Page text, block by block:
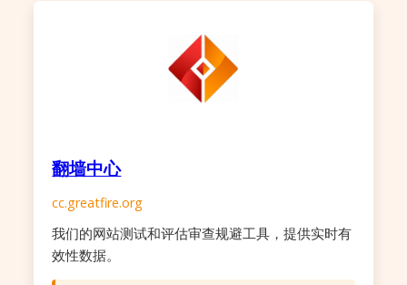
翻墙中心
cc.greatfire.org
我们的网站测试和评估审查规避工具，提供实时有
效性数据。